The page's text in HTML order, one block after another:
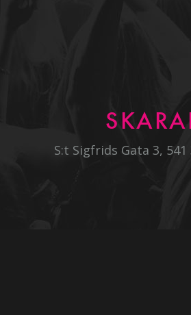
S:t Sigfrids Gata 3, 541